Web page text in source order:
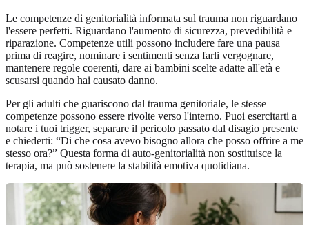
Le competenze di genitorialità informata sul trauma non riguardano
l'essere perfetti. Riguardano l'aumento di sicurezza, prevedibilità e
riparazione. Competenze utili possono includere fare una pausa
prima di reagire, nominare i sentimenti senza farli vergognare,
mantenere regole coerenti, dare ai bambini scelte adatte all'età e
scusarsi quando hai causato danno.
Per gli adulti che guariscono dal trauma genitoriale, le stesse
competenze possono essere rivolte verso l'interno. Puoi esercitarti a
notare i tuoi trigger, separare il pericolo passato dal disagio presente
e chiederti: “Di che cosa avevo bisogno allora che posso offrire a me
stesso ora?” Questa forma di auto-genitorialità non sostituisce la
terapia, ma può sostenere la stabilità emotiva quotidiana.